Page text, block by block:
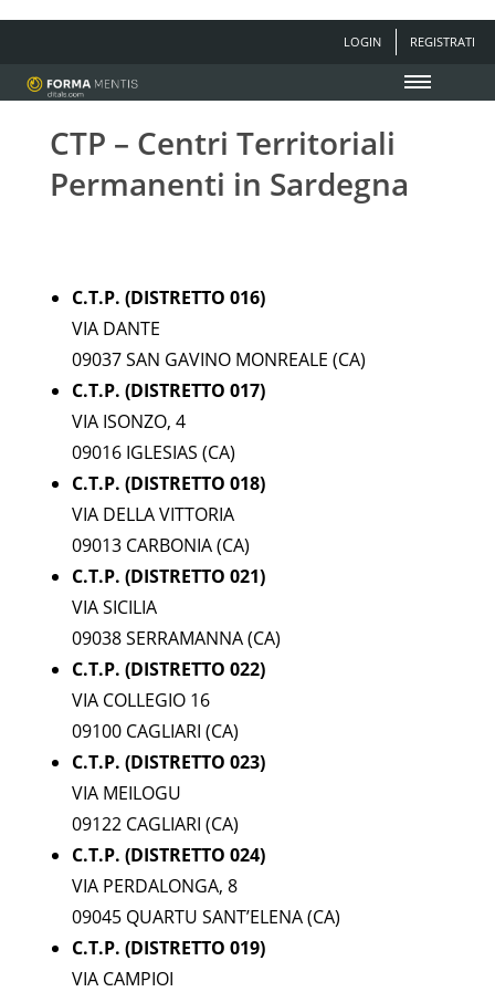
LOGIN REGISTRATI
CTP – Centri Territoriali
Permanenti in Sardegna
C.T.P. (DISTRETTO 016)
VIA DANTE
09037 SAN GAVINO MONREALE (CA)
C.T.P. (DISTRETTO 017)
VIA ISONZO, 4
09016 IGLESIAS (CA)
C.T.P. (DISTRETTO 018)
VIA DELLA VITTORIA
09013 CARBONIA (CA)
C.T.P. (DISTRETTO 021)
VIA SICILIA
09038 SERRAMANNA (CA)
C.T.P. (DISTRETTO 022)
VIA COLLEGIO 16
09100 CAGLIARI (CA)
C.T.P. (DISTRETTO 023)
VIA MEILOGU
09122 CAGLIARI (CA)
C.T.P. (DISTRETTO 024)
VIA PERDALONGA, 8
09045 QUARTU SANT’ELENA (CA)
C.T.P. (DISTRETTO 019)
VIA CAMPIOI